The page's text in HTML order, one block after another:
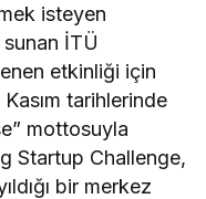
isteyen
İTÜ
etkinliği için
Kasım tarihlerinde
mottosuyla
Startup Challenge,
bir merkez